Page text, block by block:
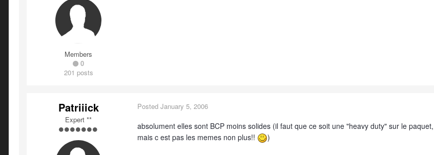
Members
0
201 posts
Patriiick
Expert **
Posted January 5, 2006
absolument elles sont BCP moins solides (il faut que ce soit une "heavy duty" sur le
mais c est pas les memes non plus!!
)